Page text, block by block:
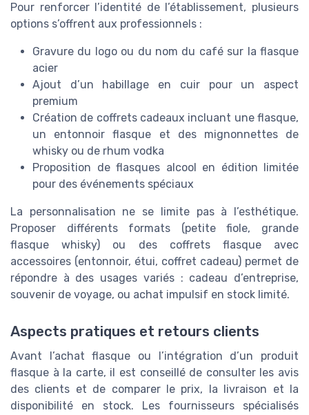
Pour renforcer l’identité de l’établissement, plusieurs
options s’offrent aux professionnels :
Gravure du logo ou du nom du café sur la flasque
acier
Ajout d’un habillage en cuir pour un aspect
premium
Création de coffrets cadeaux incluant une flasque,
un entonnoir flasque et des mignonnettes de
whisky ou de rhum vodka
Proposition de flasques alcool en édition limitée
pour des événements spéciaux
La personnalisation ne se limite pas à l’esthétique.
Proposer différents formats (petite fiole, grande
flasque whisky) ou des coffrets flasque avec
accessoires (entonnoir, étui, coffret cadeau) permet de
répondre à des usages variés : cadeau d’entreprise,
souvenir de voyage, ou achat impulsif en stock limité.
Aspects pratiques et retours clients
Avant l’achat flasque ou l’intégration d’un produit
flasque à la carte, il est conseillé de consulter les avis
des clients et de comparer le prix, la livraison et la
disponibilité en stock. Les fournisseurs spécialisés